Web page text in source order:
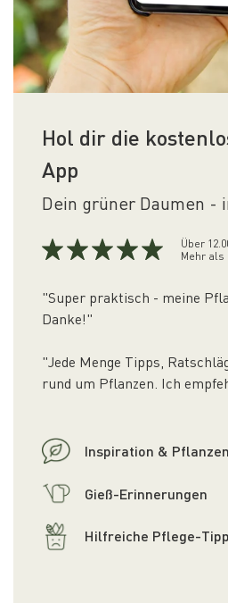
Hol dir die
App
Dein grüner Daumen
Über
Mehr als
"Super praktisch - meine
Danke!"
"Jede Menge Tipps,
rund um Pflanzen. Ich
Inspiration &
Gieß-Erinnerungen
Hilfreiche Pflege-